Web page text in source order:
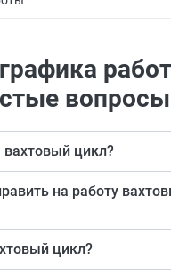
вопросы
вахтовый цикл?
максимум месяц.
работодатель вправе
месяцев, но только при
на работу
дети до 18
цикл?